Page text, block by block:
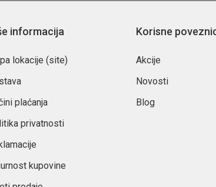
informacija
lokacije (site)
plaćanja
privatnosti
kupovine
Korisne
Akcije
Novosti
Blog